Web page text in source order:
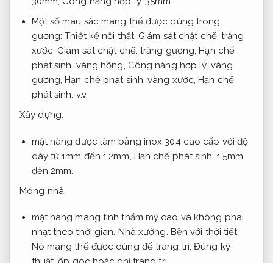
Một số màu sắc mang thể được dùng trong
gương:Thiết kế nội thất. Giám sát chặt chẽ. trắng
xước, Giám sát chặt chẽ. trắng gương,Hạn chế
phát sinh. vàng hồng, Công năng hợp lý. vàng
gương,Hạn chế phát sinh. vàng xước,Hạn chế
phát sinh. v.v.
Xây dựng.
mặt hàng được làm bằng inox 304 cao cấp với độ
dày từ 1mm đến 1.2mm, Hạn chế phát sinh. 1.5mm
đến 2mm.
Móng nhà.
mặt hàng mang tính thẩm mỹ cao và không phai
nhạt theo thời gian. Nhà xưởng. Bền với thời tiết.
Nó mang thể được dùng để trang trí,Đúng kỹ